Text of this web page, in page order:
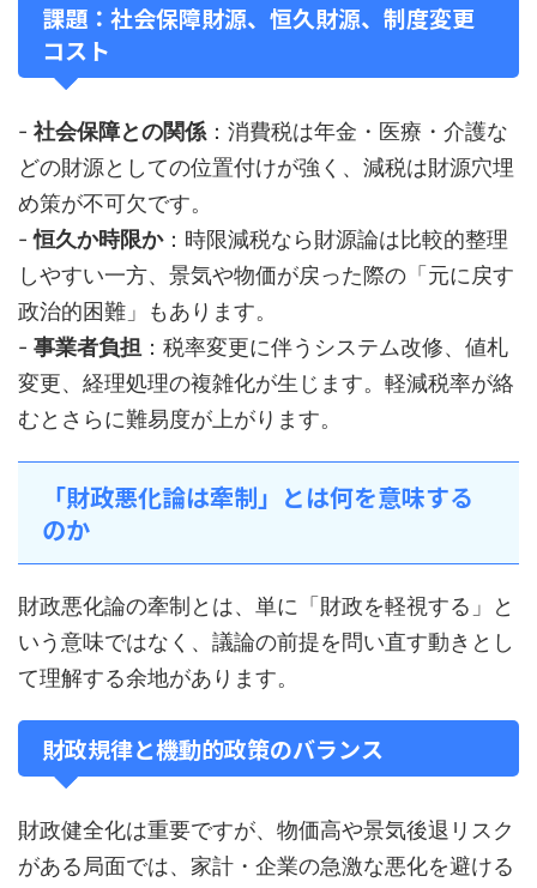
課題：社会保障財源、恒久財源、制度変更
コスト
- 社会保障との関係 ：消費税は年金・医療・介護な
どの財源としての位置付けが強く、減税は財源穴埋
め策が不可欠です。
-恒久か時限か：時限減税なら財源論は比較的整理
しやすい一方、景気や物価が戻った際の「元に戻す
政治的困難」もあります。
- 事業者負担 ：税率変更に伴うシステム改修、値札
変更、経理処理の複雑化が生じます。軽減税率が絡
むとさらに難易度が上がります。
「財政悪化論は牽制」とは何を意味する
のか
財政悪化論の牽制とは、単に「財政を軽視する」と
いう意味ではなく、議論の前提を問い直す動きとし
て理解する余地があります。
財政規律と機動的政策のバランス
財政健全化は重要ですが、物価高や景気後退リスク
がある局面では、家計・企業の急激な悪化を避ける